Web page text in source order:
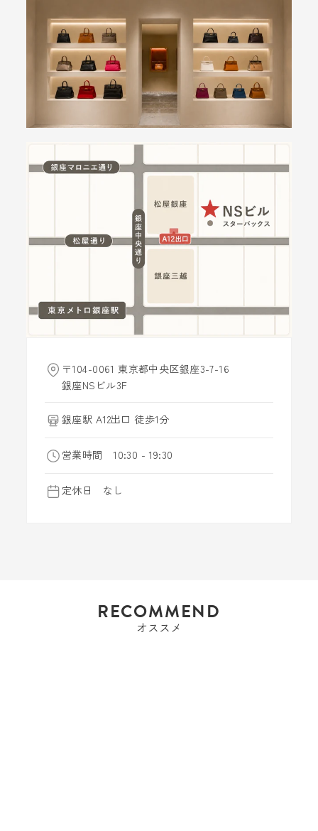
〒104-0061 東京都中央区銀座3-7-16
銀座NSビル3F
銀座駅 A12出口 徒歩1分
営業時間 10:30 - 19:30
定休日 なし
RECOMMEND
オススメ